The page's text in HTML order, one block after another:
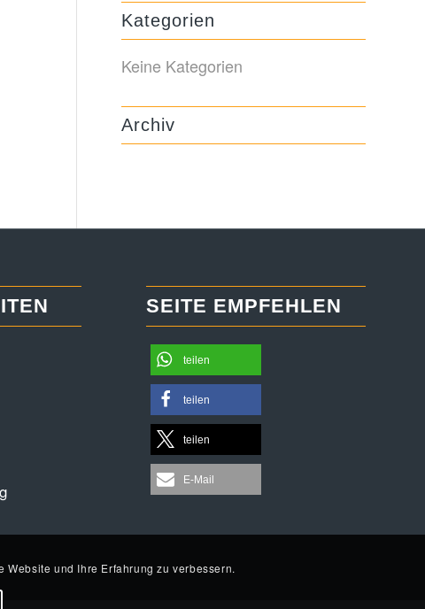
Kategorien
Keine Kategorien
Archiv
SEITE EMPFEHLEN
teilen
teilen
teilen
E-Mail
und Ihre Erfahrung zu verbessern.